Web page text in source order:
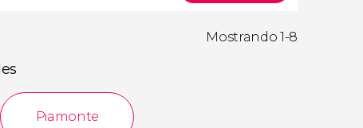
Mostrando 1-8
Piamonte